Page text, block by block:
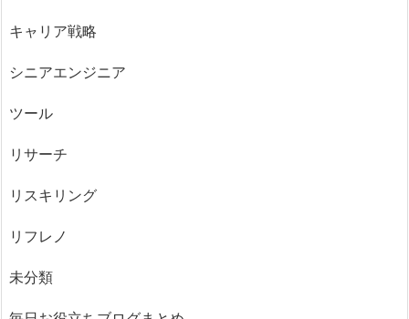
キャリア戦略
シニアエンジニア
ツール
リサーチ
リスキリング
リフレノ
未分類